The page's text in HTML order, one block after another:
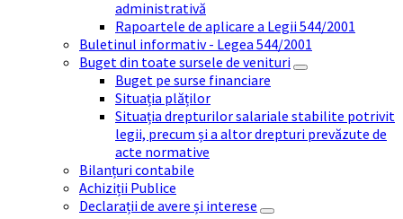
administrativă
Rapoartele de aplicare a Legii 544/2001
Buletinul informativ - Legea 544/2001
Buget din toate sursele de venituri
Buget pe surse financiare
Situația plăților
Situația drepturilor salariale stabilite potrivit
legii, precum și a altor drepturi prevăzute de
acte normative
Bilanțuri contabile
Achiziții Publice
Declarații de avere și interese